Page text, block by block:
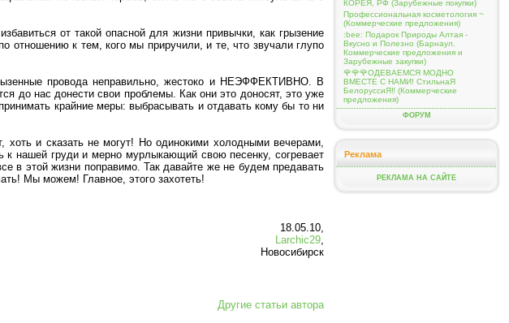
от такой опасной для жизни привычки, как грызение
отношению к тем, кого мы приручили, и те, что звучали глупо
провода неправильно, жестоко и НЕЭФФЕКТИВНО. В
до нас донести свои проблемы. Как они это доносят, это уже
крайние меры: выбрасывать и отдавать кому бы то ни
и сказать не могут! Но одинокими холодными вечерами,
к нашей груди и мерно мурлыкающий свою песенку, согревает
в этой жизни поправимо. Так давайте же не будем предавать
Мы можем! Главное, этого захотеть!
18.05.10,
Larchic29,
Новосибирск
Другие статьи автора
КОРЕЯ, РФ (Зарубежные покупки)
Профессиональная косметология ~
(Коммерческие предложения)
:bee: Подарок Природы Алтая -
Вкусно и Полезно (Барнаул.
Коммерческие предложения и
Зарубежные закупки)
🌹🌹🌹ОДЕВАЕМСЯ МОДНО
ВМЕСТЕ С НАМИ! СтильнаЯ
БелоруссиЯ‼ (Коммерческие
предложения)
ФОРУМ
Реклама
РЕКЛАМА НА САЙТЕ